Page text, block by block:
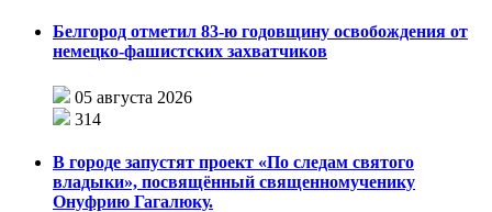
Белгород отметил 83-ю годовщину освобождения от
немецко-фашистских захватчиков
05 августа 2026
314
В городе запустят проект «По следам святого
владыки», посвящённый священномученику
Онуфрию Гагалюку.